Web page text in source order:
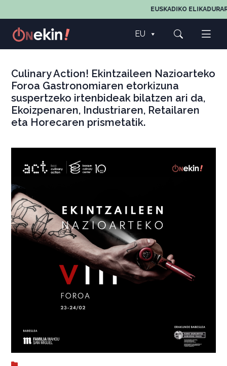
EUSKADIKO
EU
Culinary Action! Ekintzaileen Nazioarteko
Foroa Gastronomiaren etorkizuna
suspertzeko irtenbideak bilatzen ari da,
Ekoizpenaren, Industriaren, Retailaren
eta Horecaren prismetatik.